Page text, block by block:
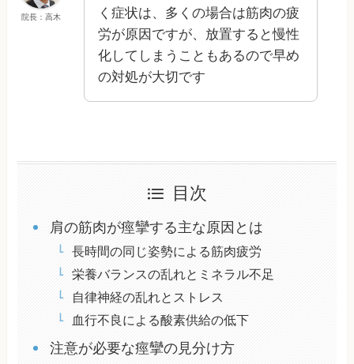
院長：高木
く症状は、多くの場合は筋肉の疲
労が原因ですが、放置すると慢性
化してしまうこともあるので早め
の対処が大切です
目次
肩の筋肉が痙攣する主な原因とは
長時間の同じ姿勢による筋肉疲労
栄養バランスの乱れとミネラル不足
自律神経の乱れとストレス
血行不良による酸素供給の低下
注意が必要な痙攣の見分け方